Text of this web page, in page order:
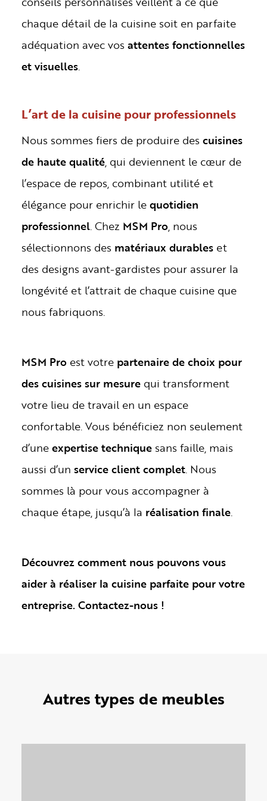
chaque détail de la cuisine soit en parfaite
adéquation avec vos attentes fonctionnelles
et visuelles.
L’art de la cuisine pour professionnels
Nous sommes fiers de produire des cuisines
de haute qualité, qui deviennent le cœur de
l’espace de repos, combinant utilité et
élégance pour enrichir lequotidien
professionnel. Chez MSM Pro, nous
sélectionnons des matériaux durables et
des designs avant-gardistes pour assurer la
longévité et l’attrait de chaque cuisine que
nous fabriquons.
MSM Pro est votre partenaire de choix pour
des cuisines sur mesure qui transforment
votre lieu de travail en un espace
confortable. Vous bénéficiez non seulement
d’uneexpertise technique sans faille, mais
aussi d’un service client complet. Nous
sommes là pour vous accompagner à
chaque étape, jusqu’à la réalisation finale.
Découvrez comment nous pouvons vous
aider à réaliser la cuisine parfaite pour votre
entreprise. Contactez-nous !
Autres types de meubles